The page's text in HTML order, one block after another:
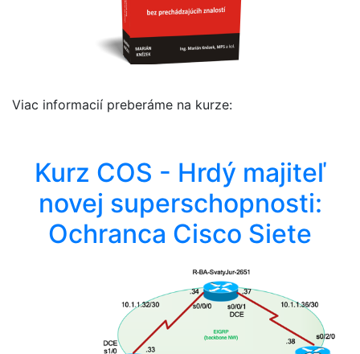
Viac informacií preberáme na kurze:
Kurz COS - Hrdý majiteľ
novej superschopnosti:
Ochranca Cisco Siete